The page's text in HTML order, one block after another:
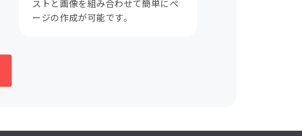
ストと画像を組み合わせて簡単にペ
ージの作成が可能です。